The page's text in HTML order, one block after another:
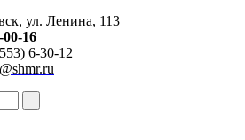
ул. Ленина, 113
16
6-30-12